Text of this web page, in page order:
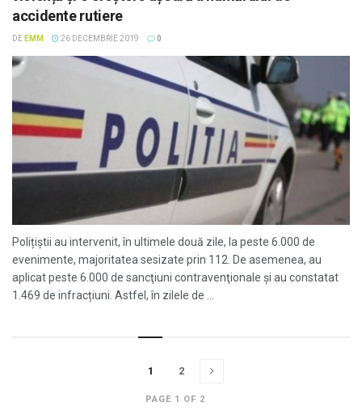
accidente rutiere
DE EMM 26 DECEMBRIE 2019 0
Polițiștii au intervenit, în ultimele două zile, la peste 6.000 de
evenimente, majoritatea sesizate prin 112. De asemenea, au
aplicat peste 6.000 de sancţiuni contravenţionale și au constatat
1.469 de infracțiuni. Astfel, în zilele de ...
PAGE 1 OF 2
1 2